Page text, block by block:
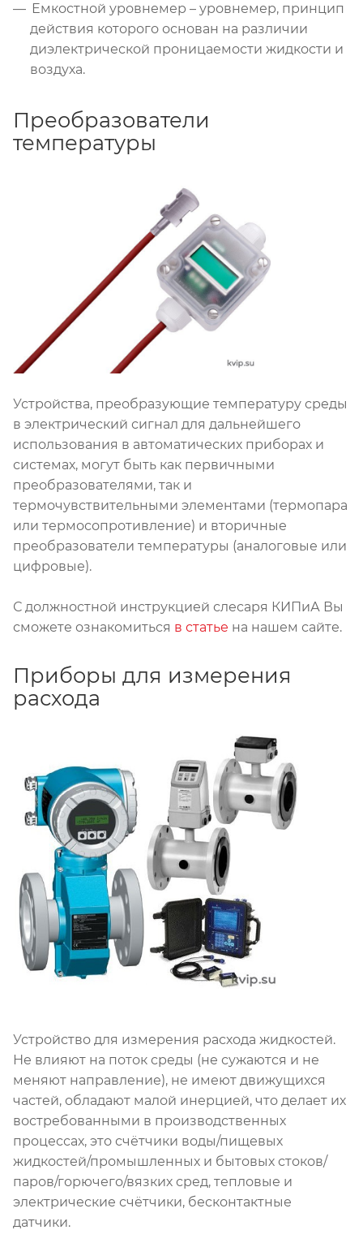
Емкостной уровнемер – уровнемер, принцип
действия которого основан на различии
диэлектрической проницаемости жидкости и
воздуха.
Преобразователи
температуры
Устройства, преобразующие температуру среды
в электрический сигнал для дальнейшего
использования в автоматических приборах и
системах, могут быть как первичными
преобразователями, так и
термочувствительными элементами (термопара
или термосопротивление) и вторичные
преобразователи температуры (аналоговые или
цифровые).
С должностной инструкцией слесаря КИПиА Вы
сможете ознакомиться в статье на нашем сайте.
Приборы для измерения
расхода
Устройство для измерения расхода жидкостей.
Не влияют на поток среды (не сужаются и не
меняют направление), не имеют движущихся
частей, обладают малой инерцией, что делает их
востребованными в производственных
процессах, это счётчики воды/пищевых
жидкостей/промышленных и бытовых стоков/
паров/горючего/вязких сред, тепловые и
электрические счётчики, бесконтактные
датчики.